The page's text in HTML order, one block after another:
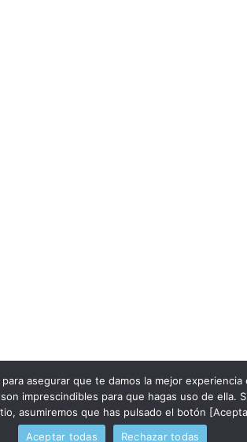
asegurar que te damos la mejor experiencia
imprescindibles para que hagas uso de ella.
asumiremos que has pulsado el botón
Aceptar todas
Rechazar todas